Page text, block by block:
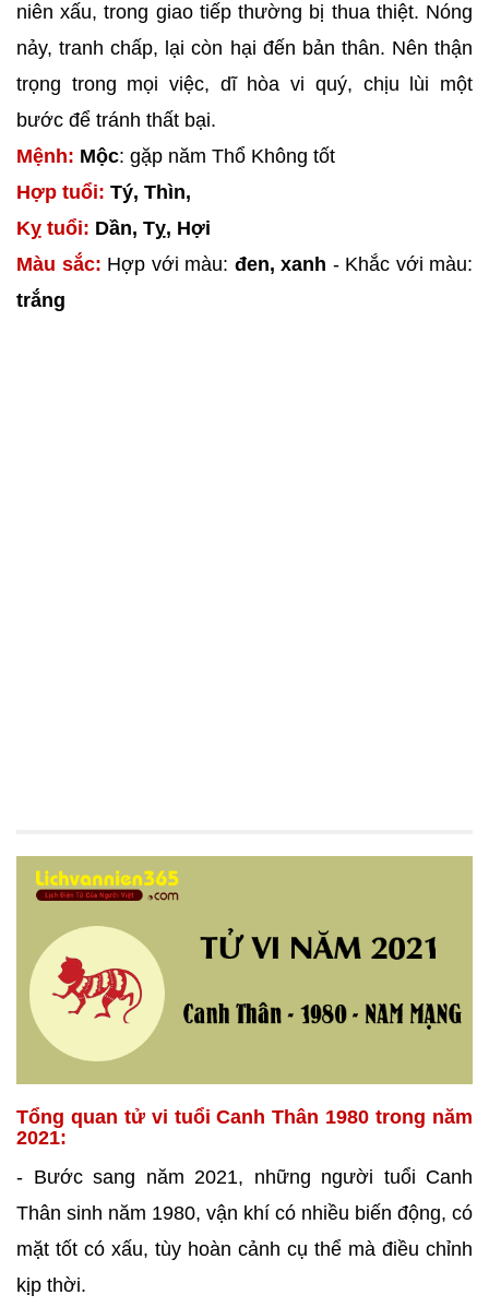
niên xấu, trong giao tiếp thường bị thua thiệt. Nóng
nảy, tranh chấp, lại còn hại đến bản thân. Nên thận
trọng trong mọi việc, dĩ hòa vi quý, chịu lùi một
bước để tránh thất bại.
Mệnh: Mộc: gặp năm Thổ Không tốt
Hợp tuổi: Tý, Thìn,
Kỵ tuổi: Dần, Tỵ, Hợi
Màu sắc: Hợp với màu: đen, xanh - Khắc với màu:
trắng
Tổng quan tử vi tuổi Canh Thân 1980 trong năm
2021:
- Bước sang năm 2021, những người tuổi Canh
Thân sinh năm 1980, vận khí có nhiều biến động, có
mặt tốt có xấu, tùy hoàn cảnh cụ thể mà điều chỉnh
kịp thời.